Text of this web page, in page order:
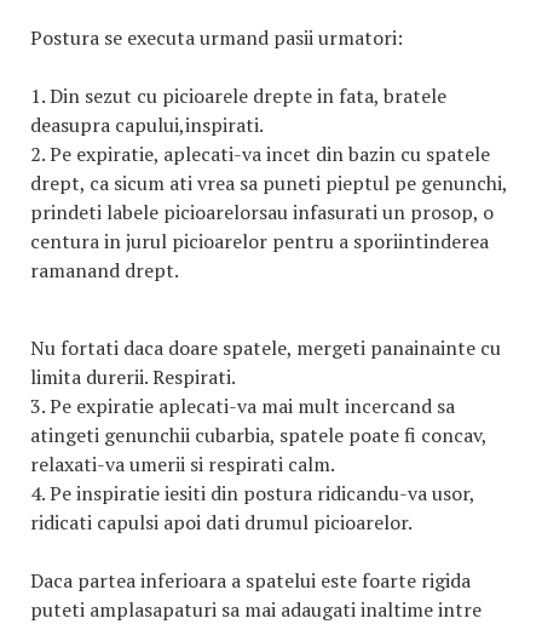
Postura se executa urmand pasii urmatori:
1. Din sezut cu picioarele drepte in fata, bratele
deasupra capului,inspirati.
2. Pe expiratie, aplecati-va incet din bazin cu spatele
drept, ca sicum ati vrea sa puneti pieptul pe genunchi,
prindeti labele picioarelorsau infasurati un prosop, o
centura in jurul picioarelor pentru a sporiintinderea
ramanand drept.
Nu fortati daca doare spatele, mergeti panainainte cu
limita durerii. Respirati.
3. Pe expiratie aplecati-va mai mult incercand sa
atingeti genunchii cubarbia, spatele poate fi concav,
relaxati-va umerii si respirati calm.
4. Pe inspiratie iesiti din postura ridicandu-va usor,
ridicati capulsi apoi dati drumul picioarelor.
Daca partea inferioara a spatelui este foarte rigida
puteti amplasapaturi sa mai adaugati inaltime intre